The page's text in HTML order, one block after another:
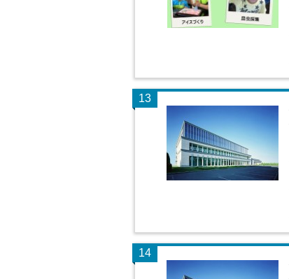
13
14